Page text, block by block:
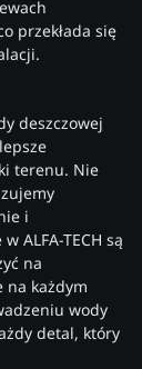
przekłada się
deszczowej
terenu. Nie
i
ALFA-TECH są
na
na każdym
wody
detal, który